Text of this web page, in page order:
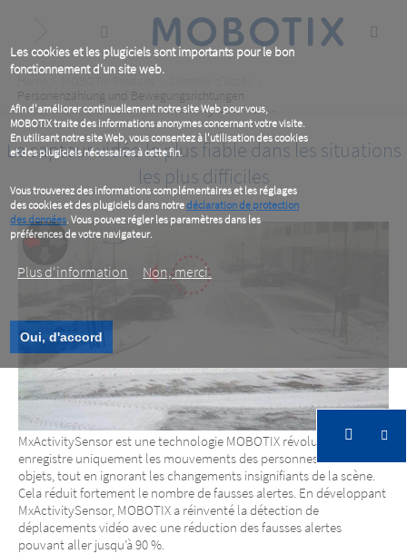
Les cookies et les plugiciels sont importants pour le bon
fonctionnement d'un site web.
Afin d'améliorer continuellement notre site Web pour vous,
MOBOTIX traite des informations anonymes concernant votre visite.
En utilisant notre site Web, vous consentez à l'utilisation des cookies
et des plugiciels nécessaires à cette fin.
Vous trouverez des informations complémentaires et les réglages
des cookies et des plugiciels dans notredéclaration de protection
des données. Vous pouvez régler les paramètres dans les
préférences de votre navigateur.
Plus d‘information Non, merci.
Oui, d'accord
content
Breadcrumb
Personenzählung und Bewegungsrichtungen
MxActivitySensor
Le capteur vidéo le plus fiable dans les situations
les plus difficiles
MxActivitySensor est une technologie MOBOTIX révolutionnaire qui
enregistre uniquement les mouvements des personnes et des
objets, tout en ignorant les changements insignifiants de la scène.
Cela réduit fortement le nombre de fausses alertes. En développant
MxActivitySensor, MOBOTIX a réinventé la détection de
déplacements vidéo avec une réduction des fausses alertes
pouvant aller jusqu’à 90 %.